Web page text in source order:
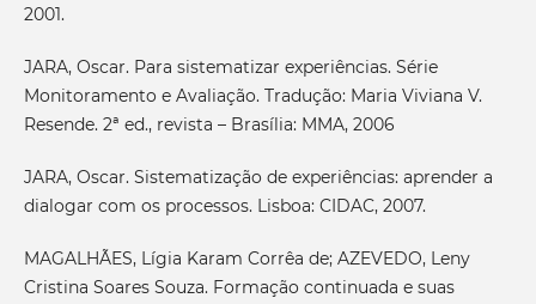
2001.
JARA, Oscar. Para sistematizar experiências. Série
Monitoramento e Avaliação. Tradução: Maria Viviana V.
Resende. 2ª ed., revista – Brasília: MMA, 2006
JARA, Oscar. Sistematização de experiências: aprender a
dialogar com os processos. Lisboa: CIDAC, 2007.
MAGALHÃES, Lígia Karam Corrêa de; AZEVEDO, Leny
Cristina Soares Souza. Formação continuada e suas